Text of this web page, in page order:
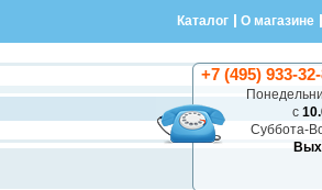
Каталог О магазине
+7 (495) 933-
с
Суббота-